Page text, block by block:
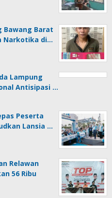
Bawang Barat
Narkotika di…
Lampung
Antisipasi …
Peserta
Lansia …
Relawan
56 Ribu